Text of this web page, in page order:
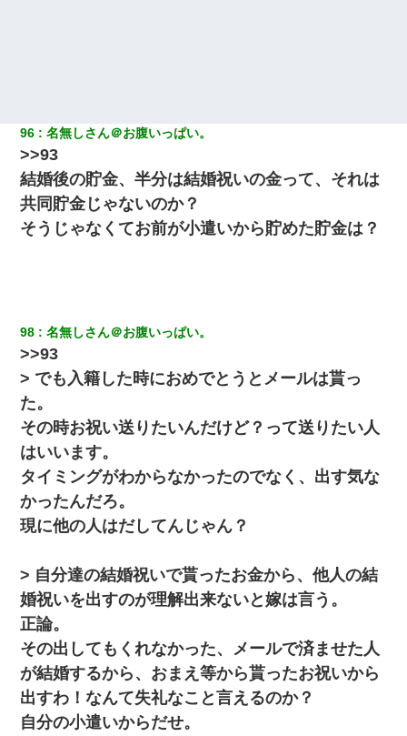
96 名無しさん＠お腹いっぱい。
>>93
結婚後の貯金、半分は結婚祝いの金って、それは
共同貯金じゃないのか？
そうじゃなくてお前が小遣いから貯めた貯金は？
98 名無しさん＠お腹いっぱい。
>>93
> でも入籍した時におめでとうとメールは貰っ
た。
その時お祝い送りたいんだけど？って送りたい人
はいいます。
タイミングがわからなかったのでなく、出す気な
かったんだろ。
現に他の人はだしてんじゃん？
> 自分達の結婚祝いで貰ったお金から、他人の結
婚祝いを出すのが理解出来ないと嫁は言う。
正論。
その出してもくれなかった、メールで済ませた人
が結婚するから、おまえ等から貰ったお祝いから
出すわ！なんて失礼なこと言えるのか？
自分の小遣いからだせ。